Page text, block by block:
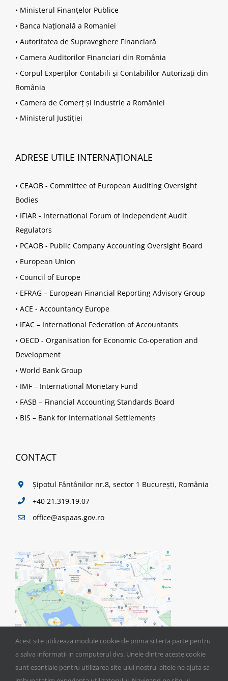
• Ministerul Finanțelor Publice
• Banca Națională a Romaniei
• Autoritatea de Supraveghere Financiară
• Camera Auditorilor Financiari din România
• Corpul Experților Contabili și Contabililor Autorizați din
România
• Camera de Comerț și Industrie a României
• Ministerul Justiției
ADRESE UTILE INTERNAȚIONALE
• CEAOB - Committee of European Auditing Oversight
Bodies
• IFIAR - International Forum of Independent Audit
Regulators
• PCAOB - Public Company Accounting Oversight Board
• European Union
• Council of Europe
• EFRAG – European Financial Reporting Advisory Group
• ACE - Accountancy Europe
• IFAC – International Federation of Accountants
• OECD - Organisation for Economic Co-operation and
Development
• World Bank Group
• IMF – International Monetary Fund
• FASB – Financial Accounting Standards Board
• BIS – Bank for International Settlements
CONTACT
Șipotul Fântânilor nr.8, sector 1 București, România
+40 21.319.19.07
office@aspaas.gov.ro
Acest site utilizeaza module cookie de prima si terta parte pentru
a salva informatii in computerul dvs. Unele dintre aceste cookie
sunt esentiale pentru utilizarea site-ului nostru, altele ne ajuta sa